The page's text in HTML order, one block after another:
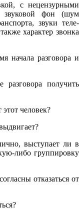
с нецензурными
звуковой фон (шум
звуки теле-
характер звонка
начала разговора и
получить
человек?
выступает ли в
либо группировку
отказаться от